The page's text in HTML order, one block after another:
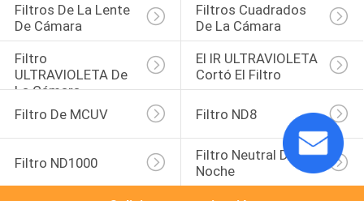
Filtros De La Lente
De Cámara
Filtros Cuadrados
De La Cámara
Filtro
ULTRAVIOLETA De
La Cámara
El IR ULTRAVIOLETA
Cortó El Filtro
Filtro De MCUV Filtro ND8
Filtro ND1000
Filtro Neutral De La
Noche